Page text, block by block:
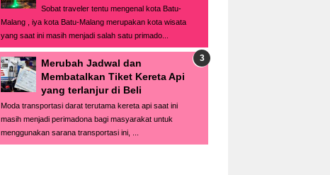
Sobat traveler tentu mengenal kota Batu-
Malang , iya kota Batu-Malang merupakan kota wisata
yang saat ini masih menjadi salah satu primado...
Merubah Jadwal dan
Membatalkan Tiket Kereta Api
yang terlanjur di Beli
Moda transportasi darat terutama kereta api saat ini
masih menjadi perimadona bagi masyarakat untuk
menggunakan sarana transportasi ini, ...